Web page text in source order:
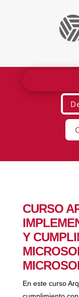
CURSO
Y
En este curso